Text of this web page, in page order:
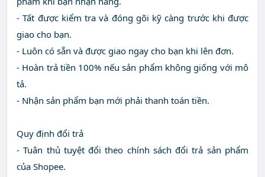
- Tất được kiểm tra và đóng gõi kỹ càng trước khi được
giao cho bạn.
- Luôn có sẵn và được giao ngay cho bạn khi lên đơn.
- Hoàn trả tiền 100% nếu sản phẩm không giống với mô
tả.
- Nhận sản phẩm bạn mới phải thanh toán tiền.
Quy định đổi trả
- Tuân thủ tuyệt đổi theo chính sách đổi trả sản phẩm
của Shopee.